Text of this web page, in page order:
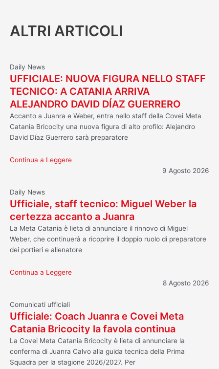
ALTRI ARTICOLI
Daily News
UFFICIALE: NUOVA FIGURA NELLO STAFF
TECNICO: A CATANIA ARRIVA
ALEJANDRO DAVID DÍAZ GUERRERO
Accanto a Juanra e Weber, entra nello staff della Covei Meta
Catania Bricocity una nuova figura di alto profilo: Alejandro
David Díaz Guerrero sarà preparatore
Continua a Leggere
9 Agosto 2026
Daily News
Ufficiale, staff tecnico: Miguel Weber la
certezza accanto a Juanra
La Meta Catania è lieta di annunciare il rinnovo di Miguel
Weber, che continuerà a ricoprire il doppio ruolo di preparatore
dei portieri e allenatore
Continua a Leggere
8 Agosto 2026
Comunicati ufficiali
Ufficiale: Coach Juanra e Covei Meta
Catania Bricocity la favola continua
La Covei Meta Catania Bricocity è lieta di annunciare la
conferma di Juanra Calvo alla guida tecnica della Prima
Squadra per la stagione 2026/2027. Per